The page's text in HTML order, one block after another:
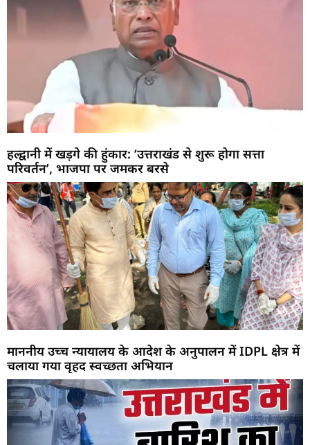
हल्द्वानी में खड़गे की हुंकार: ‘उत्तराखंड से शुरू होगा सत्ता
परिवर्तन’, भाजपा पर जमकर बरसे
माननीय उच्च न्यायालय के आदेश के अनुपालन में IDPL क्षेत्र में
चलाया गया वृहद स्वच्छता अभियान